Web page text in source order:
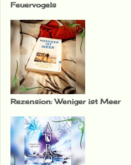
Feuervogels
Rezension: Weniger ist Meer